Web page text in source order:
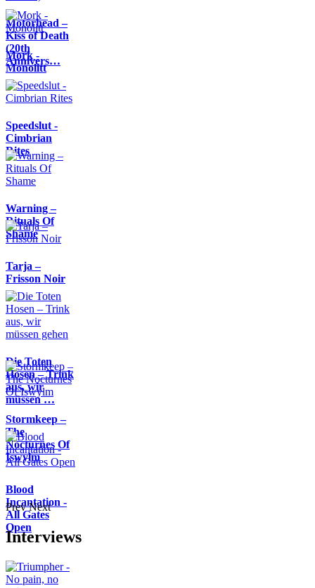
Motörhead –
Kiss of Death
(20th
Annivers…
Mork -
Monolitt
Speedslut -
Cimbrian
Rites
Warning –
Rituals Of
Shame
Tarja –
Frisson Noir
Die Toten
Hosen – Trink
aus, wir
müssen …
Stormkeep –
The
Nocturnes Of
Iswylm
Blood
Incantation -
All Gates
Open
Prev Next
Interviews